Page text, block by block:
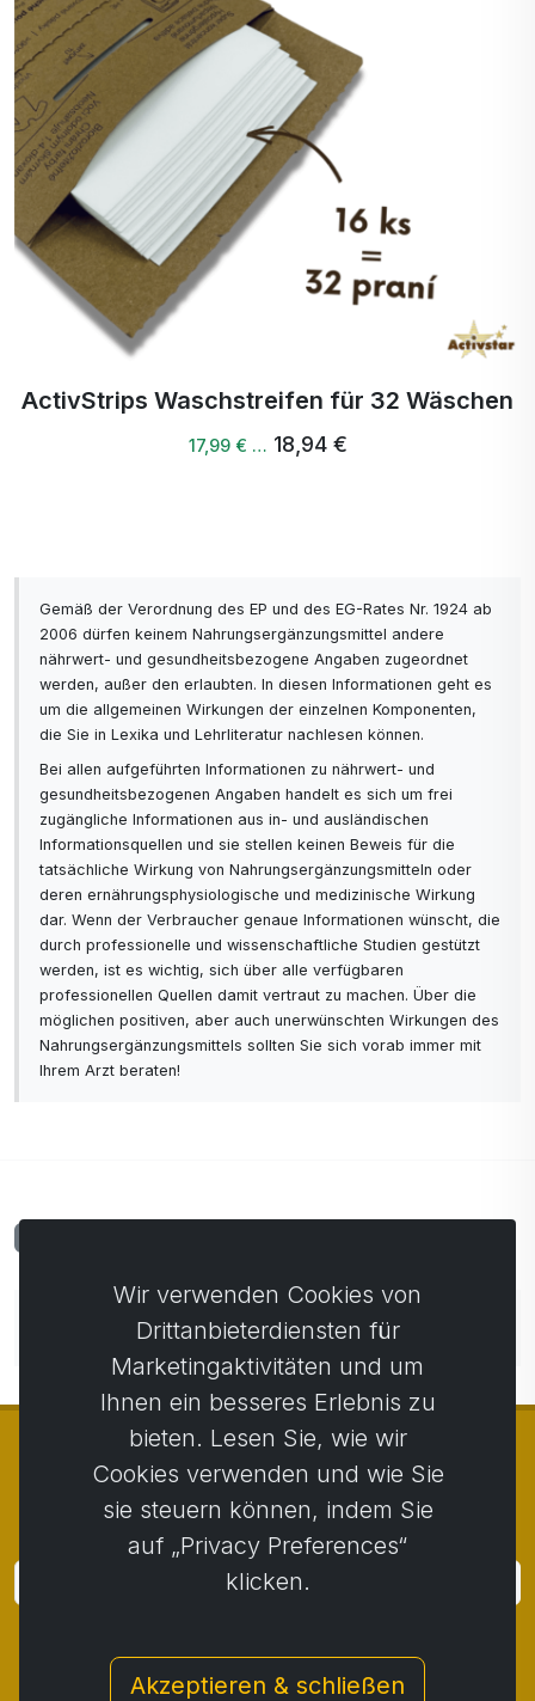
ActivStrips Waschstreifen für 32 Wäschen
17,99 € … 18,94 €
Gemäß der Verordnung des EP und des EG-Rates Nr. 1924 ab
2006 dürfen keinem Nahrungsergänzungsmittel andere
nährwert- und gesundheitsbezogene Angaben zugeordnet
werden, außer den erlaubten. In diesen Informationen geht es
um die allgemeinen Wirkungen der einzelnen Komponenten,
die Sie in Lexika und Lehrliteratur nachlesen können.
Bei allen aufgeführten Informationen zu nährwert- und
gesundheitsbezogenen Angaben handelt es sich um frei
zugängliche Informationen aus in- und ausländischen
Informationsquellen und sie stellen keinen Beweis für die
tatsächliche Wirkung von Nahrungsergänzungsmitteln oder
deren ernährungsphysiologische und medizinische Wirkung
dar. Wenn der Verbraucher genaue Informationen wünscht, die
durch professionelle und wissenschaftliche Studien gestützt
werden, ist es wichtig, sich über alle verfügbaren
professionellen Quellen damit vertraut zu machen. Über die
möglichen positiven, aber auch unerwünschten Wirkungen des
Nahrungsergänzungsmittels sollten Sie sich vorab immer mit
Ihrem Arzt beraten!
einen Kommentar abgibt.
© Copyright 2014 - 2026
Geschäftsbedingungen / Privatsphäre
Wir verwenden Cookies von
Drittanbieterdiensten für
Marketingaktivitäten und um
Ihnen ein besseres Erlebnis zu
bieten. Lesen Sie, wie wir
Cookies verwenden und wie Sie
sie steuern können, indem Sie
auf „Privacy Preferences“
klicken.
Akzeptieren & schließen